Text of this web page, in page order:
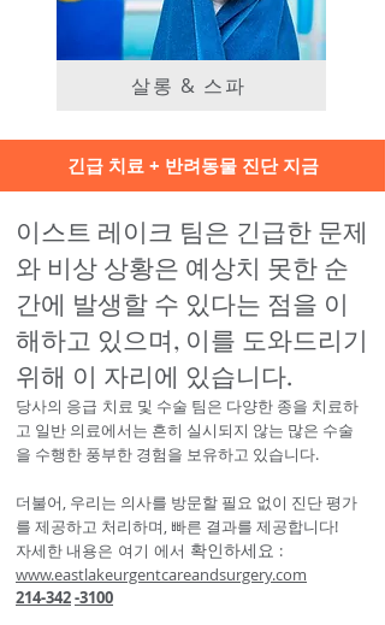
살롱 & 스파
긴급 치료 + 반려동물 진단 지금
이스트 레이크 팀은 긴급한 문제
와 비상 상황은 예상치 못한 순
간에 발생할 수 있다는 점을 이
해하고 있으며, 이를 도와드리기
위해 이 자리에 있습니다.
당사의 응급 치료 및 수술 팀은 다양한 종을 치료하
고 일반 의료에서는 흔히 실시되지 않는 많은 수술
을 수행한 풍부한 경험을 보유하고 있습니다.
더불어, 우리는 의사를 방문할 필요 없이 진단 평가
를 제공하고 처리하며, 빠른 결과를 제공합니다!
자세한 내용은 여기 에서 확인하세요 :
www.eastlakeurgentcareandsurgery.com
214-342-3100